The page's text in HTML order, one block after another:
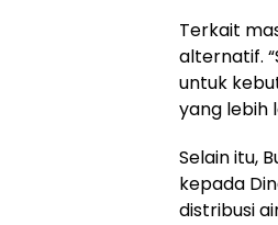
Terkait
alternatif.
untuk
yang lebih
Selain itu,
kepada
distribusi